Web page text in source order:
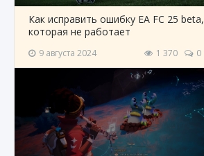
Как исправить ошибку EA FC 25 beta,
которая не работает
9 августа 2024 1 370 0